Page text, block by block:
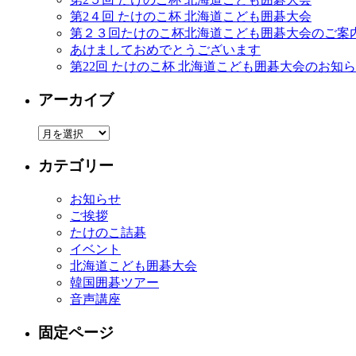
第2４回 たけのこ杯 北海道こども囲碁大会
第２３回たけのこ杯北海道こども囲碁大会のご案
あけましておめでとうございます
第22回 たけのこ杯 北海道こども囲碁大会のお知
アーカイブ
カテゴリー
お知らせ
ご挨拶
たけのこ詰碁
イベント
北海道こども囲碁大会
韓国囲碁ツアー
音声講座
固定ページ